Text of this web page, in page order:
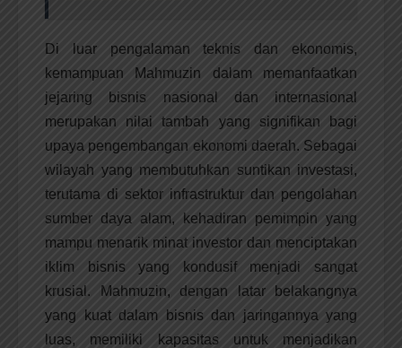
Di luar pengalaman teknis dan ekonomis,
kemampuan Mahmuzin dalam memanfaatkan
jejaring bisnis nasional dan internasional
merupakan nilai tambah yang signifikan bagi
upaya pengembangan ekonomi daerah. Sebagai
wilayah yang membutuhkan suntikan investasi,
terutama di sektor infrastruktur dan pengolahan
sumber daya alam, kehadiran pemimpin yang
mampu menarik minat investor dan menciptakan
iklim bisnis yang kondusif menjadi sangat
krusial. Mahmuzin, dengan latar belakangnya
yang kuat dalam bisnis dan jaringannya yang
luas, memiliki kapasitas untuk menjadikan